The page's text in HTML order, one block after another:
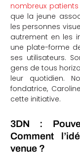
nombreux
que la jeune
les personnes
autrement en les
une plate-forme
ses utilisateurs.
gens de tous
leur quotidien.
fondatrice,
cette initiative.
3DN :
Comment
venue ?